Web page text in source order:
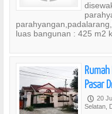
luas bangunan : 425 m2
Pasar
P 20
Selatan,